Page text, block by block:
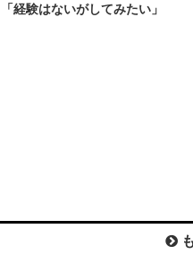
「経験はないがしてみたい」